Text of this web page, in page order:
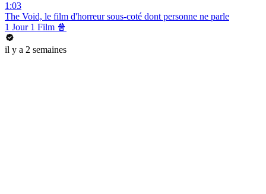
1:03
The Void, le film d'horreur sous-coté dont personne ne parle
1 Jour 1 Film 🍿
il y a 2 semaines